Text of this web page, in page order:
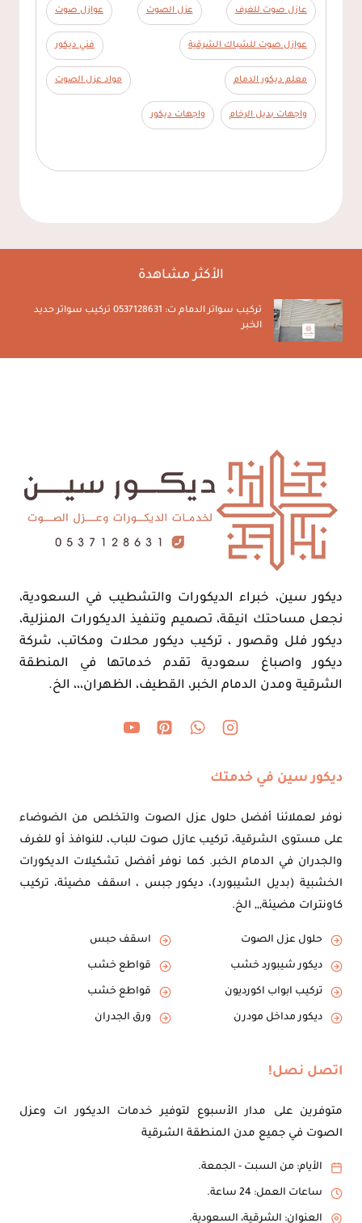
عازل صوت للغرف عزل الصوت عوازل صوت
عوازل صوت للشباك الشرقية فني ديكور
معلم ديكور الدمام مواد عزل الصوت
واجهات بديل الرخام واجهات ديكور
الأكثر مشاهدة
تركيب سواتر الدمام ت: 0537128631 تركيب سواتر حديد
الخبر
ديكور سين، خبراء الديكورات والتشطيب في السعودية،
نجعل مساحتك انيقة، تصميم وتنفيذ الديكورات المنزلية،
ديكور فلل وقصور ، تركيب ديكور محلات ومكاتب، شركة
ديكور واصباغ سعودية تقدم خدماتها في المنطقة
الشرقية ومدن الدمام الخبر، القطيف، الظهران،،، الخ.
ديكور سين في خدمتك
نوفر لعملائنا أفضل حلول عزل الصوت والتخلص من الضوضاء
على مستوى الشرقية، تركيب عازل صوت للباب، للنوافذ أو للغرف
والجدران في الدمام الخبر. كما نوفر أفضل تشكيلات الديكورات
الخشبية (بديل الشيبورد)، ديكور جبس ، اسقف مضيئة، تركيب
كاونترات مضيئة,,, الخ.
حلول عزل الصوت اسقف حبس
ديكور شيبورد خشب قواطع خشب
تركيب ابواب اكورديون قواطع خشب
ديكور مداخل مودرن ورق الجدران
اتصل نصل!
متوفرين على مدار الأسبوع لتوفير خدمات الديكور ات وعزل
الصوت في جميع مدن المنطقة الشرقية
الأيام: من السبت - الجمعة.
ساعات العمل: 24 ساعة.
العنوان: الشرقية، السعودية.